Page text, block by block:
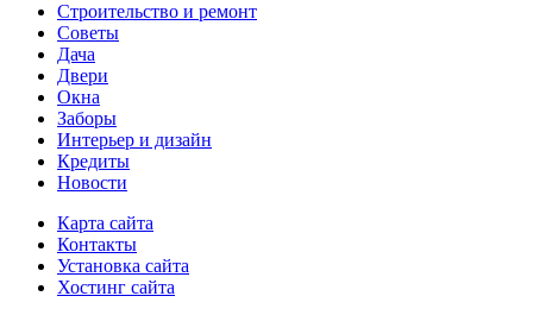
Строительство и ремонт
Советы
Дача
Двери
Окна
Заборы
Интерьер и дизайн
Кредиты
Новости
Карта сайта
Контакты
Установка сайта
Хостинг сайта